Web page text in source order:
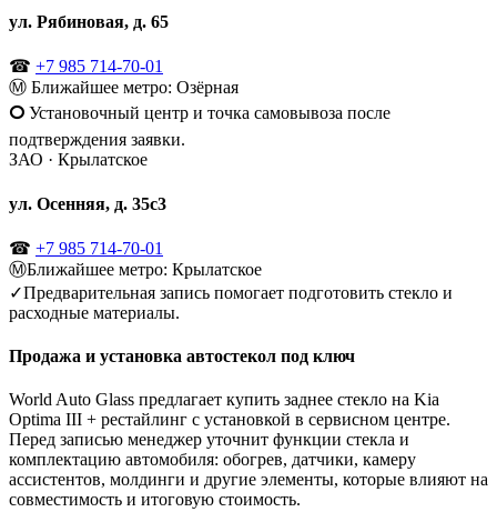
ул. Рябиновая, д. 65
☎ +7 985 714-70-01
Ⓜ Ближайшее метро: Озёрная
🞅 Установочный центр и точка самовывоза после
подтверждения заявки.
ЗАО · Крылатское
ул. Осенняя, д. 35с3
☎ +7 985 714-70-01
ⓂБлижайшее метро: Крылатское
✓Предварительная запись помогает подготовить стекло и
расходные материалы.
Продажа и установка автостекол под ключ
World Auto Glass предлагает купить заднее стекло на Kia
Optima III + рестайлинг с установкой в сервисном центре.
Перед записью менеджер уточнит функции стекла и
комплектацию автомобиля: обогрев, датчики, камеру
ассистентов, молдинги и другие элементы, которые влияют на
совместимость и итоговую стоимость.